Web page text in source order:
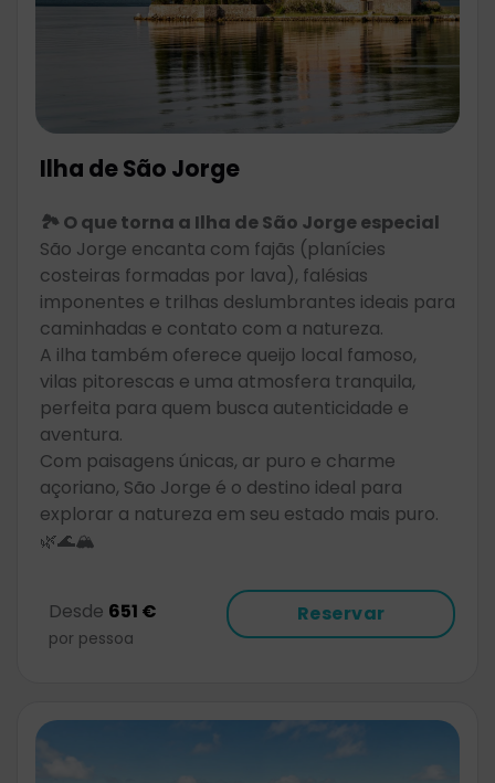
Ilha de São Jorge
🏞️ O que torna a Ilha de São Jorge especial
São Jorge encanta com fajãs (planícies
costeiras formadas por lava), falésias
imponentes e trilhas deslumbrantes ideais para
caminhadas e contato com a natureza.
A ilha também oferece queijo local famoso,
vilas pitorescas e uma atmosfera tranquila,
perfeita para quem busca autenticidade e
aventura.
Com paisagens únicas, ar puro e charme
açoriano, São Jorge é o destino ideal para
explorar a natureza em seu estado mais puro.
🌿🌊🏔️
Desde 651 €
por pessoa
Reservar